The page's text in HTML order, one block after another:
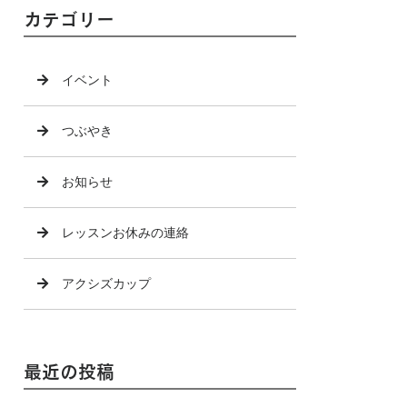
カテゴリー
イベント
つぶやき
お知らせ
レッスンお休みの連絡
アクシズカップ
最近の投稿